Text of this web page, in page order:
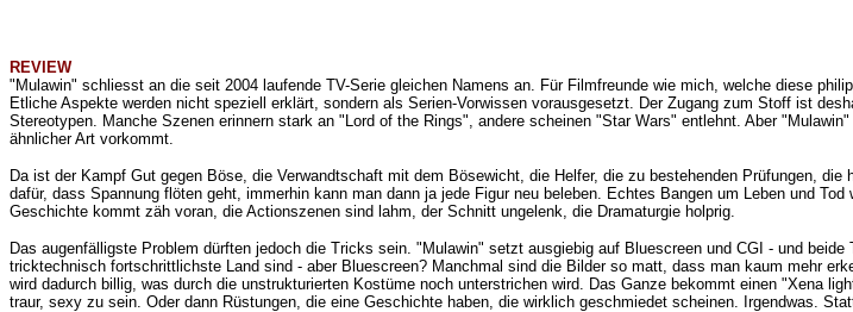
REVIEW
"Mulawin" schliesst an die seit 2004 laufende TV-Serie gleichen Namens an. Für Filmfreunde wie mich, welche diese
Etliche Aspekte werden nicht speziell erklärt, sondern als Serien-Vorwissen vorausgesetzt. Der Zugang zum Stoff ist
Stereotypen. Manche Szenen erinnern stark an "Lord of the Rings", andere scheinen "Star Wars" entlehnt. Aber
ähnlicher Art vorkommt.
Da ist der Kampf Gut gegen Böse, die Verwandtschaft mit dem Bösewicht, die Helfer, die zu bestehenden Prüfungen,
dafür, dass Spannung flöten geht, immerhin kann man dann ja jede Figur neu beleben. Echtes Bangen um Leben und
Geschichte kommt zäh voran, die Actionszenen sind lahm, der Schnitt ungelenk, die Dramaturgie holprig.
Das augenfälligste Problem dürften jedoch die Tricks sein. "Mulawin" setzt ausgiebig auf Bluescreen und CGI - und
tricktechnisch fortschrittlichste Land sind - aber Bluescreen? Manchmal sind die Bilder so matt, dass man kaum mehr
wird dadurch billig, was durch die unstrukturierten Kostüme noch unterstrichen wird. Das Ganze bekommt einen "Xena
traur, sexy zu sein. Oder dann Rüstungen, die eine Geschichte haben, die wirklich geschmiedet scheinen. Irgendwas.